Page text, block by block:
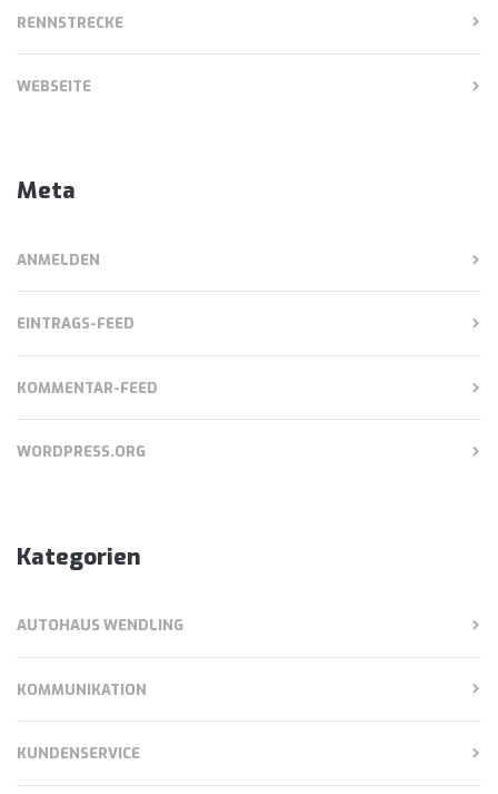
RENNSTRECKE
WEBSEITE
Meta
ANMELDEN
EINTRAGS-FEED
KOMMENTAR-FEED
WORDPRESS.ORG
Kategorien
AUTOHAUS WENDLING
KOMMUNIKATION
KUNDENSERVICE